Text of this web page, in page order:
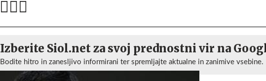
Izberite Siol.net za svoj prednostni vir na
Bodite hitro in zanesljivo informirani ter spremljajte aktualne in zanimive vsebine.